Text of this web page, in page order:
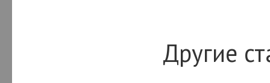
Другие